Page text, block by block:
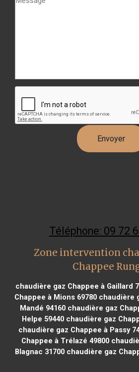
Téléphone: 09 72
Zone intervention
Chappee
chaudière gaz Chappee à Gaillard
Chappee à Mions 69780chaudière
Mandé 94160 chaudière gaz
Helpe 59440chaudière gaz
chaudière gaz Chappee à Passy
Chappee à Trélazé 49800
Blagnac 31700 chaudière gaz